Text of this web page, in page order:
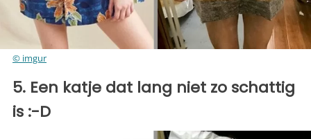
© imgur
5. Een katje dat lang niet zo schattig
is :-D